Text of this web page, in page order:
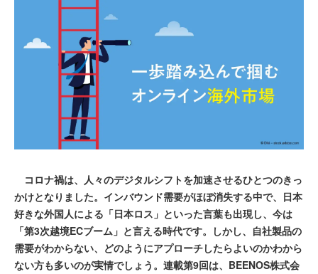
コロナ禍は、人々のデジタルシフトを加速させるひとつのきっ
かけとなりました。インバウンド需要がほぼ消失する中で、日本
好きな外国人による「日本ロス」といった言葉も出現し、今は
「第3次越境ECブーム」と言える時代です。しかし、自社製品の
需要がわからない、どのようにアプローチしたらよいのかわから
ない方も多いのが実情でしょう。連載第9回は、BEENOS株式会